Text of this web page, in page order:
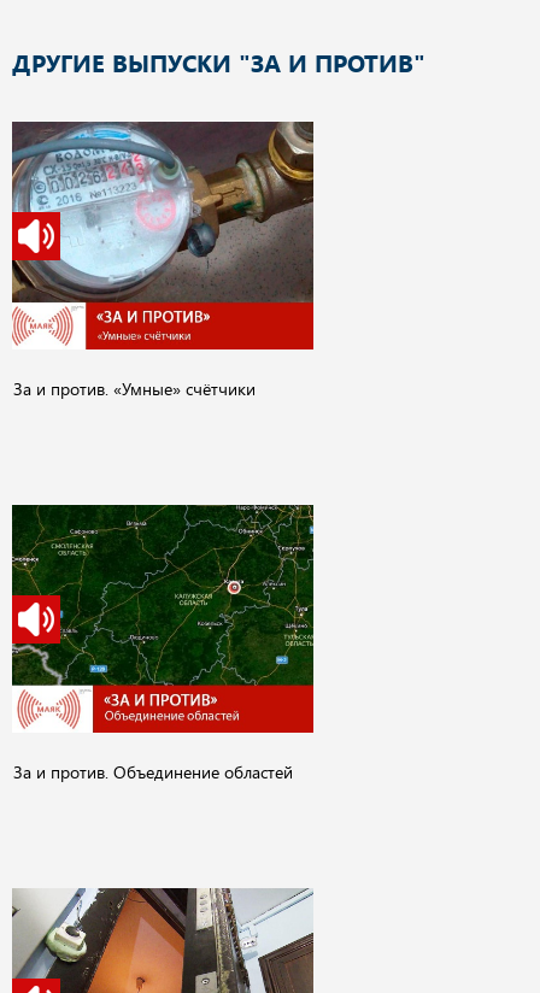
ДРУГИЕ ВЫПУСКИ "ЗА И ПРОТИВ"
За и против. «Умные» счётчики
За и против. Объединение областей